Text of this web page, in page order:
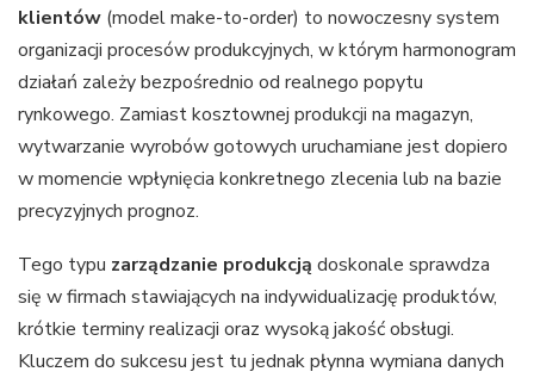
klientów (model make-to-order) to nowoczesny system
organizacji procesów produkcyjnych, w którym harmonogram
działań zależy bezpośrednio od realnego popytu
rynkowego. Zamiast kosztownej produkcji na magazyn,
wytwarzanie wyrobów gotowych uruchamiane jest dopiero
w momencie wpłynięcia konkretnego zlecenia lub na bazie
precyzyjnych prognoz.
Tego typu zarządzanie produkcją doskonale sprawdza
się w firmach stawiających na indywidualizację produktów,
krótkie terminy realizacji oraz wysoką jakość obsługi.
Kluczem do sukcesu jest tu jednak płynna wymiana danych